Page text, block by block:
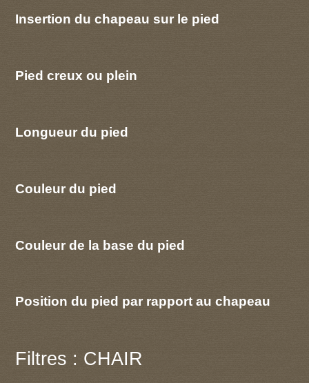
Insertion du chapeau sur le pied
Pied creux ou plein
Longueur du pied
Couleur du pied
Couleur de la base du pied
Position du pied par rapport au chapeau
Filtres : CHAIR